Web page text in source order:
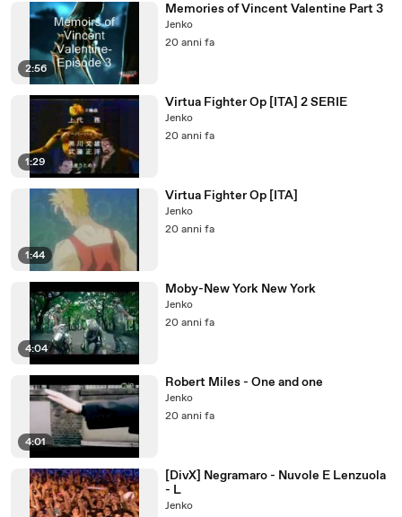
2:56
Memories of Vincent Valentine Part 3
Jenko
20 anni fa
1:29
Virtua Fighter Op [ITA] 2 SERIE
Jenko
20 anni fa
1:44
Virtua Fighter Op [ITA]
Jenko
20 anni fa
4:04
Moby-New York New York
Jenko
20 anni fa
4:01
Robert Miles - One and one
Jenko
20 anni fa
[DivX] Negramaro - Nuvole E Lenzuola
- L
Jenko